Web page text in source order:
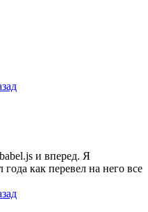
и вперед. Я
как перевел на него все